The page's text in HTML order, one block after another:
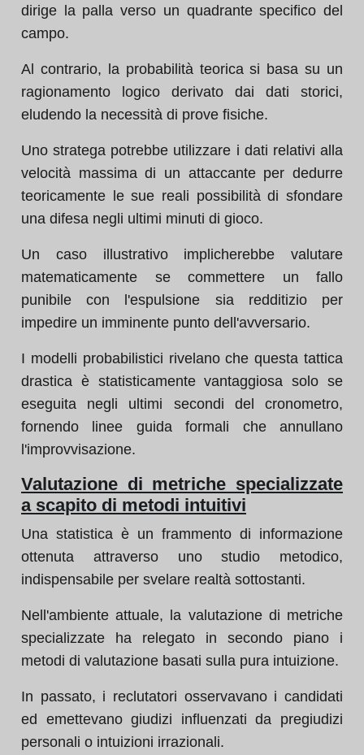
dirige la palla verso un quadrante specifico del
campo.
Al contrario, la probabilità teorica si basa su un
ragionamento logico derivato dai dati storici,
eludendo la necessità di prove fisiche.
Uno stratega potrebbe utilizzare i dati relativi alla
velocità massima di un attaccante per dedurre
teoricamente le sue reali possibilità di sfondare
una difesa negli ultimi minuti di gioco.
Un caso illustrativo implicherebbe valutare
matematicamente se commettere un fallo
punibile con l'espulsione sia redditizio per
impedire un imminente punto dell'avversario.
I modelli probabilistici rivelano che questa tattica
drastica è statisticamente vantaggiosa solo se
eseguita negli ultimi secondi del cronometro,
fornendo linee guida formali che annullano
l'improvvisazione.
Valutazione di metriche specializzate
a scapito di metodi intuitivi
Una statistica è un frammento di informazione
ottenuta attraverso uno studio metodico,
indispensabile per svelare realtà sottostanti.
Nell'ambiente attuale, la valutazione di metriche
specializzate ha relegato in secondo piano i
metodi di valutazione basati sulla pura intuizione.
In passato, i reclutatori osservavano i candidati
ed emettevano giudizi influenzati da pregiudizi
personali o intuizioni irrazionali.